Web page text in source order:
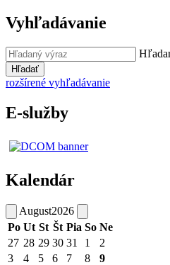
Vyhľadávanie
Hľadať
rozšírené vyhľadávanie
E-služby
Kalendár
August2026
Po Ut St Št Pia So Ne
27 28 29 30 31 1
2
3
4 5 6 7 8
9